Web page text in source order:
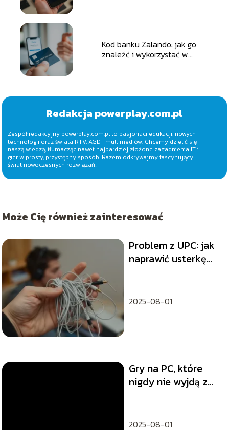
Kod banku Zalando: jak go
znaleźć i wykorzystać w
Redakcja powerplay.com.pl
Zespół redakcyjny powerplay.com.pl to pasjonaci edukacji, nowych
technologii oraz świata RTV, AGD i multimediów. Chcemy dzielić się
naszą wiedzą, tłumacząc nawet najbardziej złożone zagadnienia IT i
gier w prosty, przystępny sposób. Razem odkrywajmy fascynujący
świat nowoczesnych rozwiązań!
Może Cię również zainteresować
Problem z UPC: jak
naprawić usterkę
2025-08-01
Gry na PC, które
nigdy nie wyjdą z
2025-08-01